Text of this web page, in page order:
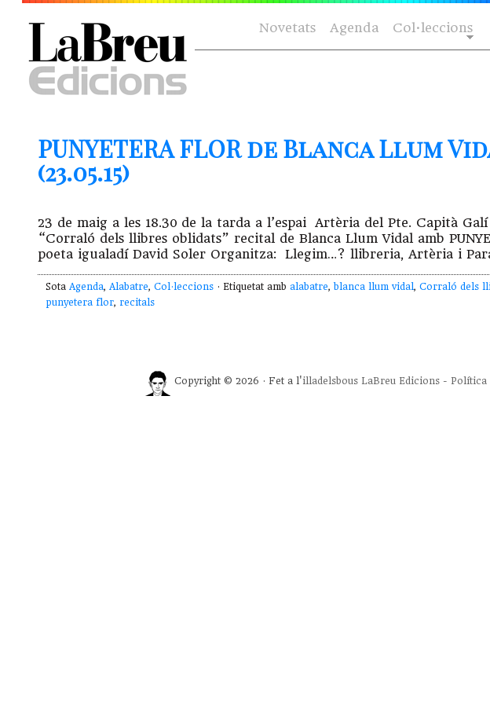
Novetats Agenda Col·leccions
PUNYETERA FLOR de Blanca Llum
(23.05.15)
23 de maig a les 18.30 de la tarda a l’espai Artèria del Pte. Capità
“Corraló dels llibres oblidats” recital de Blanca Llum Vidal amb
poeta igualadí David Soler Organitza: Llegim…? llibreria, Artèria i
Sota Agenda, Alabatre, Col·leccions · Etiquetat amb alabatre, blanca llum vidal, Corraló dels
punyetera flor, recitals
Copyright © 2026 · Fet a l'illadelsbous LaBreu Edicions - Política